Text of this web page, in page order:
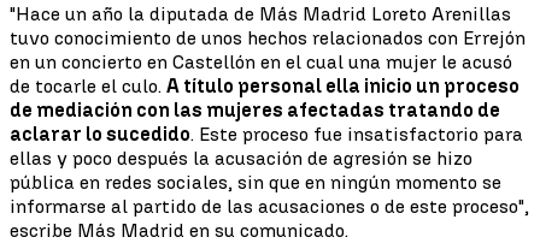
"Hace un año la diputada de Más Madrid Loreto Arenillas
tuvo conocimiento de unos hechos relacionados con Errejón
en un concierto en Castellón en el cual una mujer le acusó
de tocarle el culo. A título personal ella inicio un proceso
de mediación con las mujeres afectadas tratando de
aclarar lo sucedido. Este proceso fue insatisfactorio para
ellas y poco después la acusación de agresión se hizo
pública en redes sociales, sin que en ningún momento se
informarse al partido de las acusaciones o de este proceso",
escribe Más Madrid en su comunicado.